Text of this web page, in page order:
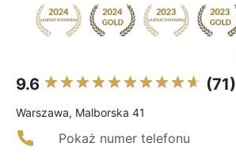
9.6 (71)
Warszawa, Malborska 41
Pokaż numer telefonu